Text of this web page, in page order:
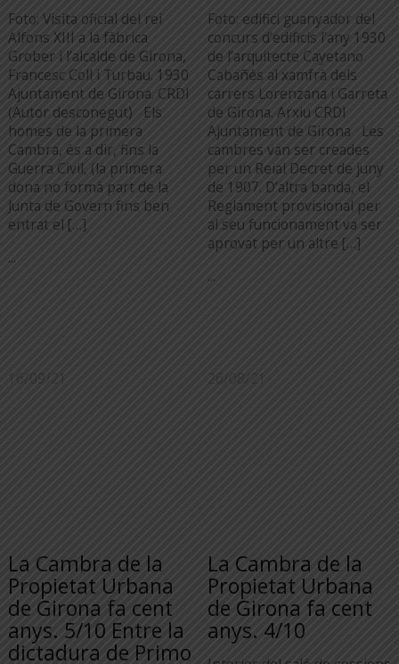
Foto: Visita oficial del rei
Alfons XIII a la fàbrica
Grober i l’alcalde de Girona,
Francesc Coll i Turbau. 1930
Ajuntament de Girona. CRDI
(Autor desconegut) Els
homes de la primera
Cambra, és a dir, fins la
Guerra Civil, (la primera
dona no formà part de la
Junta de Govern fins ben
entrat el […]
...
Foto: edifici guanyador del
concurs d’edificis l’any 1930
de l’arquitecte Cayetano
Cabañés al xamfrà dels
carrers Lorenzana i Garreta
de Girona. Arxiu CRDI
Ajuntament de Girona Les
cambres van ser creades
per un Reial Decret de juny
de 1907. D’altra banda, el
Reglament provisional per
al seu funcionament va ser
aprovat per un altre […]
...
16/09/21
La Cambra de la
Propietat Urbana
de Girona fa cent
anys. 5/10 Entre la
dictadura de Primo
26/08/21
La Cambra de la
Propietat Urbana
de Girona fa cent
anys. 4/10